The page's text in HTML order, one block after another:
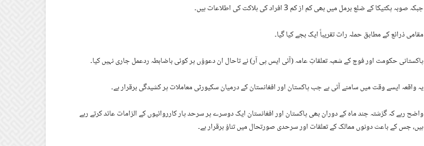
جبکہ صوبہ پکتیکا کے ضلع برمل میں بھی کم از کم 3 افراد کی ہلاکت کی اطلاعات ہیں۔
مقامی ذرائع کے مطابق حملہ رات تقریباً ایک بجے کیا گیا۔
پاکستانی حکومت اور فوج کے شعبہ تعلقاتِ عامہ (آئی ایس پی آر) نے تاحال ان دعوؤں پر کوئی باضابطہ ردعمل جاری نہیں کیا۔
یہ واقعہ ایسے وقت میں سامنے آئی ہے جب پاکستان اور افغانستان کے درمیان سکیورٹی معاملات پر کشیدگی برقرار ہے۔
واضح رہے کہ گزشتہ چند ماہ کے دوران بھی پاکستان اور افغانستان ایک دوسرے پر سرحد پار کارروائیوں کے الزامات عائد کرتے رہے
ہیں، جس کے باعث دونوں ممالک کے تعلقات اور سرحدی صورتحال میں تناؤ برقرار ہے۔